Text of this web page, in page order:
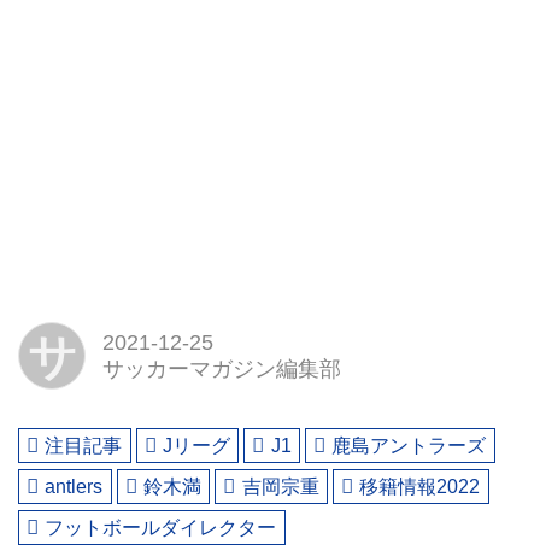
サ
2021-12-25
サッカーマガジン編集部
注目記事 Jリーグ J1
鹿島アントラーズ
antlers
鈴木満 吉岡宗重
移籍情報2022
フットボールダイレクター